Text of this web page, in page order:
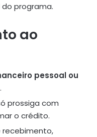
programa.
ao
pessoal ou
prossiga com
o crédito.
recebimento,